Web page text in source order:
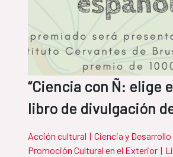
“Ciencia con Ñ: elige
libro de divulgación
Acción cultural | Ciencia y Desarrollo
Promoción Cultural en el Exterior |